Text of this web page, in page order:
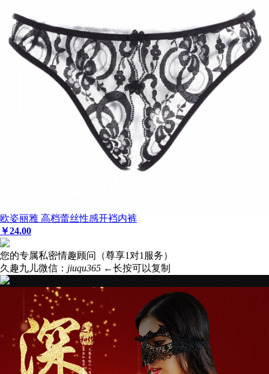
欧姿丽雅 高档蕾丝性感开裆内裤
￥24.00
您的专属私密情趣顾问（尊享1对1服务）
久趣九儿微信： jiuqu365 ←长按可以复制